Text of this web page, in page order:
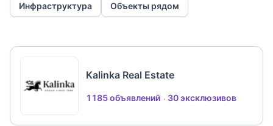
Инфраструктура Объекты рядом
Kalinka Real Estate
1185 объявлений 30 эксклюзивов